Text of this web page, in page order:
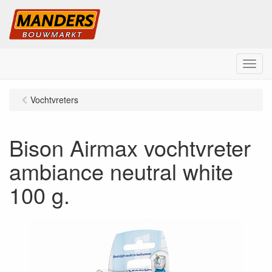
M
e
Vochtvreters
Bison Airmax vochtvreter
ambiance neutral white
100 g.